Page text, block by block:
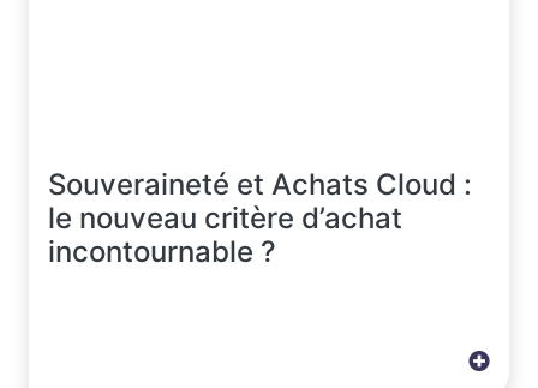
Souveraineté et Achats Cloud :
le nouveau critère d’achat
incontournable ?